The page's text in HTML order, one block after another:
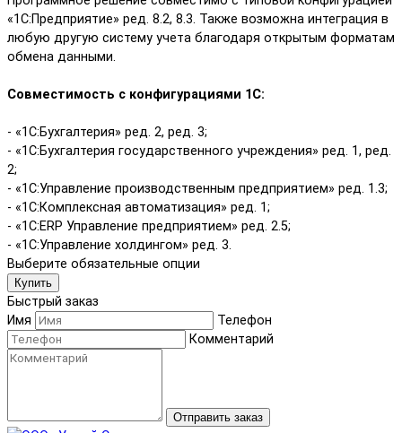
«1С:Предприятие» ред. 8.2, 8.3. Также возможна интеграция в
любую другую систему учета благодаря открытым форматам
обмена данными.
Совместимость с конфигурациями 1С:
- «1С:Бухгалтерия» ред. 2, ред. 3;
- «1С:Бухгалтерия государственного учреждения» ред. 1, ред.
2;
- «1С:Управление производственным предприятием» ред. 1.3;
- «1С:Комплексная автоматизация» ред. 1;
- «1С:ERP Управление предприятием» ред. 2.5;
- «1С:Управление холдингом» ред. 3.
Выберите обязательные опции
Купить
Быстрый заказ
Имя
Телефон
Комментарий
Отправить заказ